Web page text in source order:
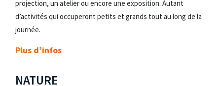
projection, un atelier ou encore une exposition. Autant
d’activités qui occuperont petits et grands tout au long de la
journée.
Plus d’infos
NATURE